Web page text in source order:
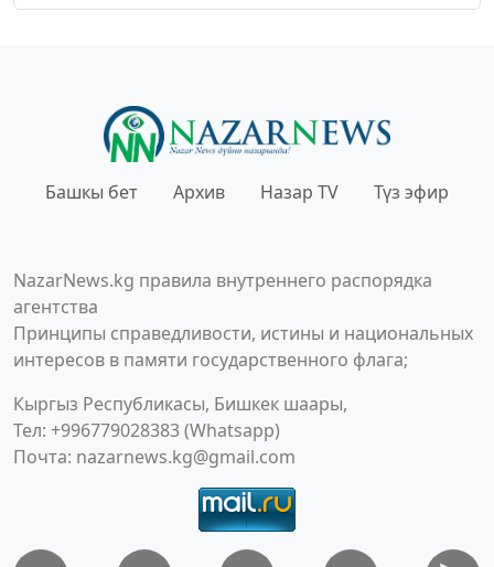
Башкы бет Архив Назар TV Түз эфир
NazarNews.kg правила внутреннего распорядка
агентства
Принципы справедливости, истины и национальных
интересов в памяти государственного флага;
Кыргыз Республикасы, Бишкек шаары,
Тел: +996779028383 (Whatsapp)
Почта: nazarnews.kg@gmail.com